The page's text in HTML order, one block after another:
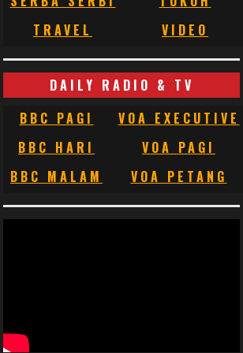
TRAVEL
VIDEO
DAILY RADIO & TV
BBC PAGI
VOA EXECUTIVE
BBC HARI
VOA PAGI
BBC MALAM
VOA PETANG